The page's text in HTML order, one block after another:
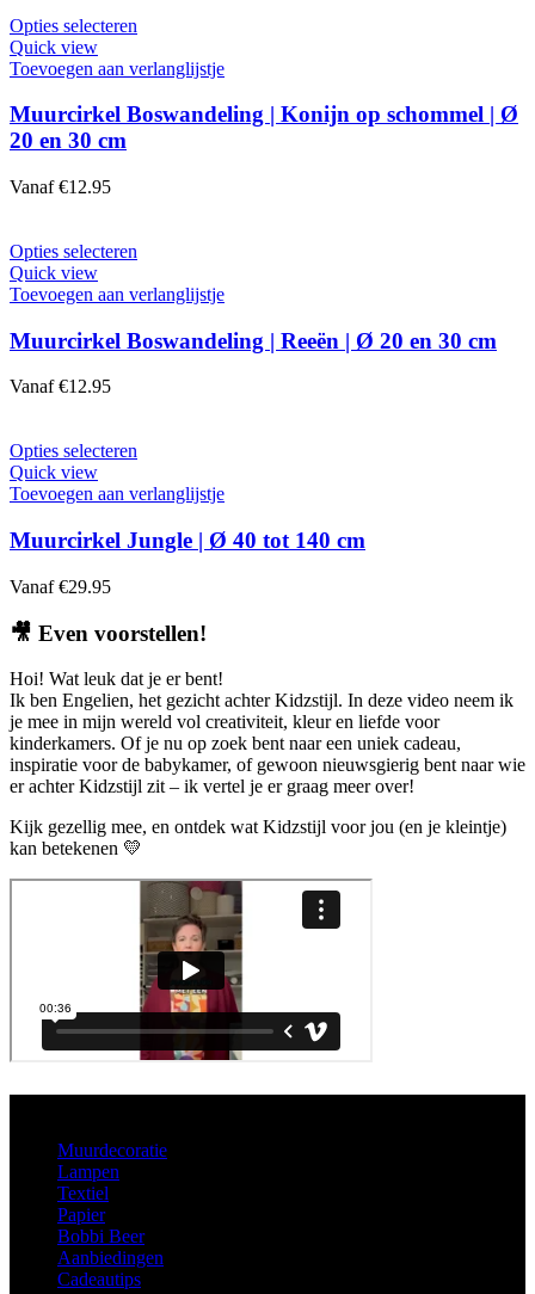
op
de
productpagina
Opties selecteren
heeft
variaties.
de
Quick view
Toevoegen aan verlanglijstje
Muurcirkel Boswandeling | Konijn op schommel | Ø
20 en 30 cm
Vanaf €12.95
Opties selecteren
heeft
variaties.
Deze
op
de
productpagina
Quick view
Toevoegen aan verlanglijstje
Muurcirkel Boswandeling | Reeën | Ø 20 en 30 cm
Vanaf €12.95
Opties selecteren
heeft
variaties.
Deze
gekozen
worden
de
productpagina
Quick view
Toevoegen aan verlanglijstje
Muurcirkel Jungle | Ø 40 tot 140 cm
Vanaf €29.95
🎥 Even voorstellen!
Hoi! Wat leuk dat je er bent!
Ik ben Engelien, het gezicht achter Kidzstijl. In deze video neem ik
je mee in mijn wereld vol creativiteit, kleur en liefde voor
kinderkamers. Of je nu op zoek bent naar een uniek cadeau,
inspiratie voor de babykamer, of gewoon nieuwsgierig bent naar wie
er achter Kidzstijl zit – ik vertel je er graag meer over!
Kijk gezellig mee, en ontdek wat Kidzstijl voor jou (en je kleintje)
kan betekenen 💛
Muurdecoratie
Lampen
Textiel
Papier
Bobbi Beer
Aanbiedingen
Cadeautips